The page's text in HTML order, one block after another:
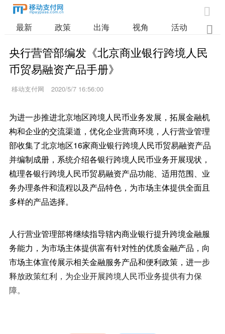

最新 政策 出海 视角 活动 业

央行营管部编发《北京商业银行跨境人民
币贸易融资产品手册》
移动支付网 2020/5/7 16:56:00
为进一步推进北京地区跨境人民币业务发展，拓展金融机
构和企业的交流渠道，优化企业营商环境，人行营业管理
部收集了北京地区16家商业银行跨境人民币贸易融资产品
并编制成册，系统介绍各银行跨境人民币业务开展现状，
梳理各银行跨境人民币贸易融资产品功能、适用范围、业
务办理条件和流程以及产品特色，为市场主体提供全面且
多样的产品选择。
人行营业管理部将继续指导辖内商业银行提升跨境金融服
务能力，为市场主体提供富有针对性的优质金融产品，向
市场主体宣传展示相关金融服务产品和便利政策，进一步
释放政策红利，为企业开展跨境人民币业务提供有力保
障。